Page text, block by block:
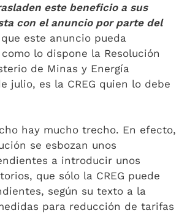
este beneficio a sus
con el anuncio por parte del
que este anuncio pueda
lo dispone la Resolución
de Minas y Energía
julio, es la CREG quien lo debe
hay mucho trecho. En efecto,
se esbozan unos
a introducir unos
que sólo la CREG puede
según su texto a la
para reducción de tarifas